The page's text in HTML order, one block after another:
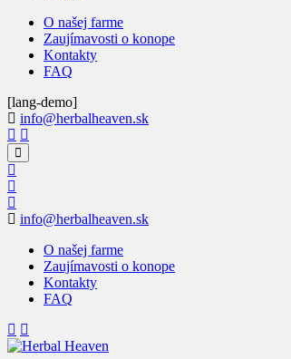
O našej farme
Zaujímavosti o konope
Kontakty
FAQ
[lang-demo]
info@herbalheaven.sk
info@herbalheaven.sk
O našej farme
Zaujímavosti o konope
Kontakty
FAQ